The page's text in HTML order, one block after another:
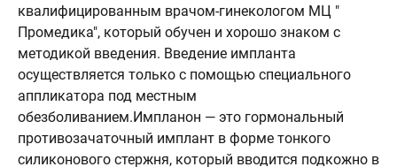
квалифицированным врачом-гинекологом МЦ "
Промедика", который обучен и хорошо знаком с
методикой введения. Введение импланта
осуществляется только с помощью специального
аппликатора под местным
обезболиванием.Импланон — это гормональный
противозачаточный имплант в форме тонкого
силиконового стержня, который вводится подкожно в